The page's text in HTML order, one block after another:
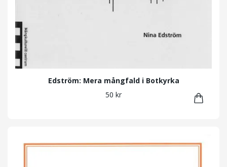
Edström: Mera mångfald i Botkyrka
50 kr